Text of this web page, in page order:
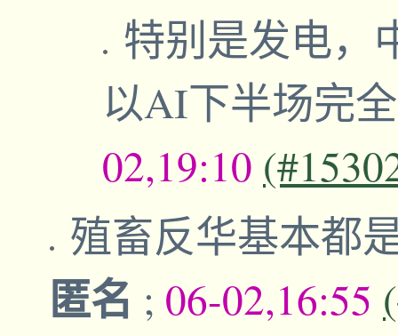
特别是发电，
以AI下半场完
02,19:10
殖畜反华基本都
匿名 ; 06-02,16:55